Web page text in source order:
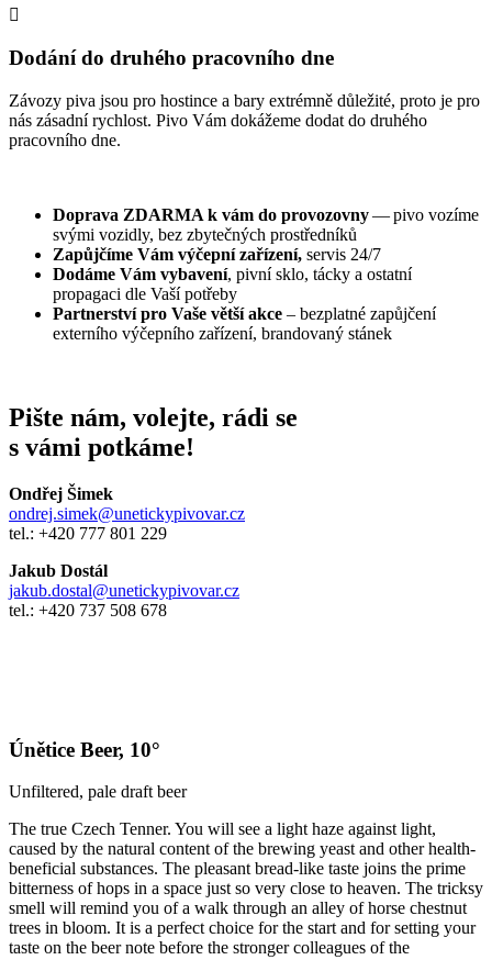

Dodání do druhého pracovního dne
Závozy piva jsou pro hostince a bary extrémně důležité, proto je pro
nás zásadní rychlost. Pivo Vám dokážeme dodat do druhého
pracovního dne.
Doprava ZDARMA k vám do provozovny— pivo vozíme
svými vozidly, bez zbytečných prostředníků
Zapůjčíme Vám výčepní zařízení, servis 24/7
Dodáme Vám vybavení, pivní sklo, tácky a ostatní
propagaci dle Vaší potřeby
Partnerství pro Vaše větší akce – bezplatné zapůjčení
externího výčepního zařízení, brandovaný stánek
Pište nám, volejte, rádi se
s vámi potkáme!
Ondřej Šimek
ondrej.simek@unetickypivovar.cz
tel.: +420 777 801 229
Jakub Dostál
jakub.dostal@unetickypivovar.cz
tel.: +420 737 508 678
Únětice Beer, 10°
Unfiltered, pale draft beer
The true Czech Tenner. You will see a light haze against light,
caused by the natural content of the brewing yeast and other health-
beneficial substances. The pleasant bread-like taste joins the prime
bitterness of hops in a space just so very close to heaven. The tricksy
smell will remind you of a walk through an alley of horse chestnut
trees in bloom. It is a perfect choice for the start and for setting your
taste on the beer note before the stronger colleagues of the